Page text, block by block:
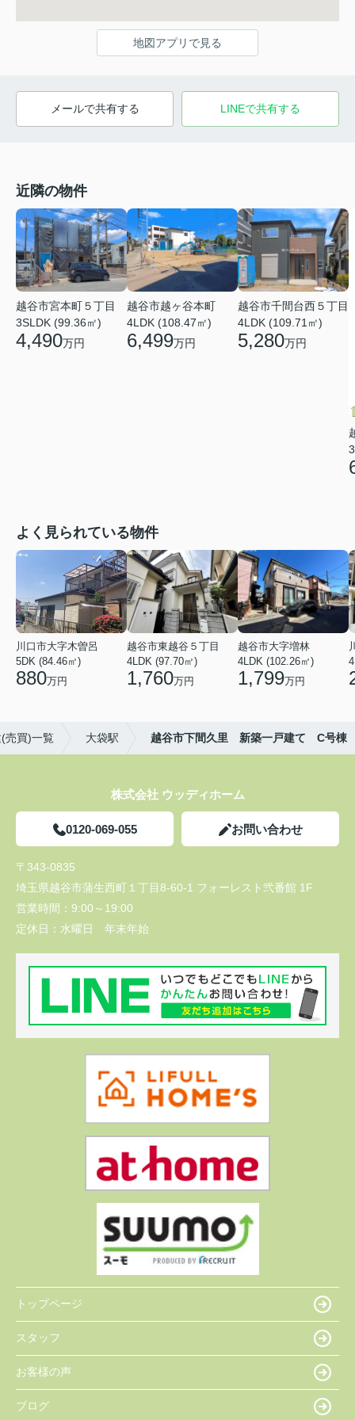
地図アプリで見る
メールで共有する LINEで共有する
近隣の物件
越谷市宮本町５丁目
3SLDK (99.36㎡)
4,490万円
越谷市越ヶ谷本町
4LDK (108.47㎡)
6,499万円
越谷市千間台西５丁目
4LDK (109.71㎡)
5,280万円
よく見られている物件
川口市大字木曽呂
5DK (84.46㎡)
880万円
越谷市東越谷５丁目
4LDK (97.70㎡)
1,760万円
越谷市大字増林
4LDK (102.26㎡)
1,799万円
売買)一覧 大袋駅 越谷市下間久里 新築一戸建て C号棟
株式会社 ウッディホーム
0120-069-055 お問い合わせ
〒343-0835
埼玉県越谷市蒲生西町１丁目8-60-1 フォーレスト弐番館 1F
営業時間： 9:00～19:00
定休日： 水曜日 年末年始
トップページ
スタッフ
お客様の声
ブログ